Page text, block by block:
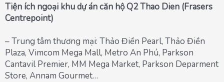
Tiện ích ngoại khu dự án căn hộ Q2 Thao Dien (Frasers
Centrepoint)
– Trung tâm thương mại: Thảo Điền Pearl, Thảo Điền
Plaza, Vimcom Mega Mall, Metro An Phú, Parkson
Cantavil Premier, MM Mega Market, Parkson Deparment
Store, Annam Gourmet…